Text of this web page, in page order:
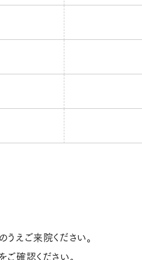
えご来院ください。
確認ください。